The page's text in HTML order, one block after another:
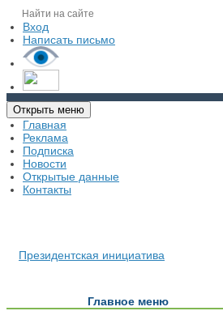
Вход
Написать письмо
Открыть меню
Главная
Реклама
Подписка
Новости
Открытые данные
Контакты
Президентская инициатива
Главное меню